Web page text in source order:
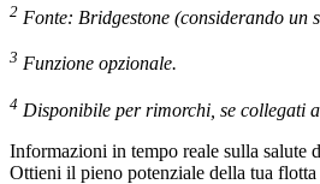
2 Fonte: Bridgestone (considerando un
3 Funzione opzionale.
4 Disponibile per rimorchi, se collegati
Informazioni in tempo reale sulla salute
Ottieni il pieno potenziale della tua flotta